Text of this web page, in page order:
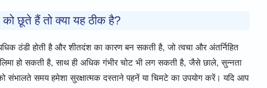
छूते हैं तो क्या यह ठीक है?
ठंडी होती है और शीतदंश का कारण बन सकती है, जो त्वचा और अंतर्निहित
हो सकती है, साथ ही अधिक गंभीर चोट भी लग सकती है, जैसे छाले, सुन्नता
समय हमेशा सुरक्षात्मक दस्ताने पहनें या चिमटे का उपयोग करें। यदि आप